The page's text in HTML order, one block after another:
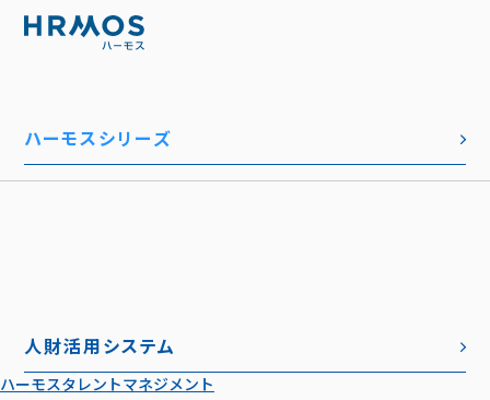
ハーモスシリーズ
人財活用システム
ハーモスタレントマネジメント